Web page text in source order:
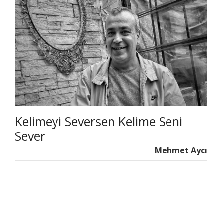
Kelimeyi Seversen Kelime Seni
Sever
Mehmet Aycı